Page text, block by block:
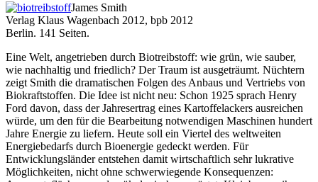
James Smith
Verlag Klaus Wagenbach 2012, bpb 2012
Berlin. 141 Seiten.
Eine Welt, angetrieben durch Biotreibstoff: wie grün, wie sauber,
wie nachhaltig und friedlich? Der Traum ist ausgeträumt. Nüchtern
zeigt Smith die dramatischen Folgen des Anbaus und Vertriebs von
Biokraftstoffen. Die Idee ist nicht neu: Schon 1925 sprach Henry
Ford davon, dass der Jahresertrag eines Kartoffelackers ausreichen
würde, um den für die Bearbeitung notwendigen Maschinen hundert
Jahre Energie zu liefern. Heute soll ein Viertel des weltweiten
Energiebedarfs durch Bioenergie gedeckt werden. Für
Entwicklungsländer entstehen damit wirtschaftlich sehr lukrative
Möglichkeiten, nicht ohne schwerwiegende Konsequenzen: